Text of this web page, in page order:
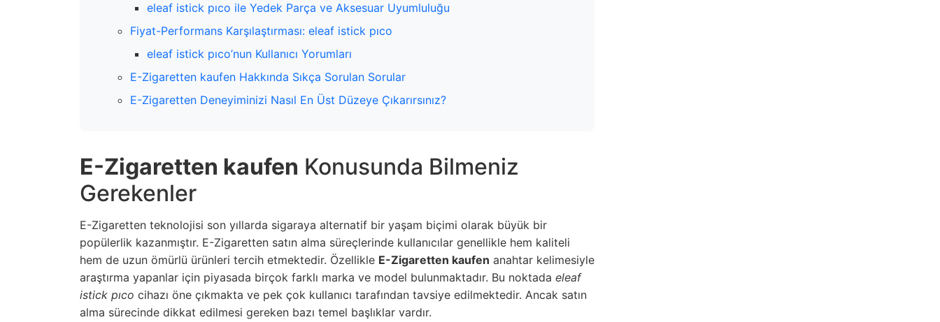
eleaf istick pıco ile Yedek Parça ve Aksesuar Uyumluluğu
Fiyat-Performans Karşılaştırması: eleaf istick pıco
eleaf istick pıco’nun Kullanıcı Yorumları
E-Zigaretten kaufen Hakkında Sıkça Sorulan Sorular
E-Zigaretten Deneyiminizi Nasıl En Üst Düzeye Çıkarırsınız?
E-Zigaretten kaufen Konusunda Bilmeniz
Gerekenler
E-Zigaretten teknolojisi son yıllarda sigaraya alternatif bir yaşam biçimi olarak büyük bir
popülerlik kazanmıştır. E-Zigaretten satın alma süreçlerinde kullanıcılar genellikle hem kaliteli
hem de uzun ömürlü ürünleri tercih etmektedir. Özellikle E-Zigaretten kaufen anahtar kelimesiyle
araştırma yapanlar için piyasada birçok farklı marka ve model bulunmaktadır. Bu noktada eleaf
istick pıco cihazı öne çıkmakta ve pek çok kullanıcı tarafından tavsiye edilmektedir. Ancak satın
alma sürecinde dikkat edilmesi gereken bazı temel başlıklar vardır.